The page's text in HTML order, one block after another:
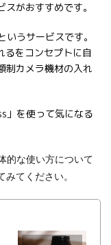
がおすすめです。
うサービスです。
るをコンセプトに自
制カメラ機材の入れ
」を使って気になる
な使い方について
てください。